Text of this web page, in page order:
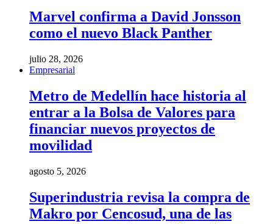
Marvel confirma a David Jonsson
como el nuevo Black Panther
julio 28, 2026
Empresarial
Metro de Medellín hace historia al
entrar a la Bolsa de Valores para
financiar nuevos proyectos de
movilidad
agosto 5, 2026
Superindustria revisa la compra de
Makro por Cencosud, una de las